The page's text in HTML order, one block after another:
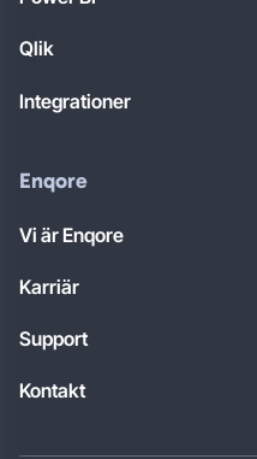
Qlik
Integrationer
Enqore
Vi är Enqore
Karriär
Support
Kontakt